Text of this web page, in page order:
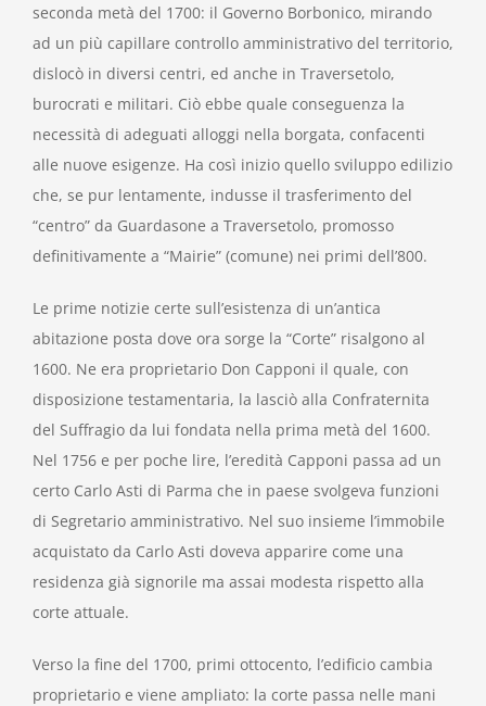
seconda metà del 1700: il Governo Borbonico, mirando
ad un più capillare controllo amministrativo del territorio,
dislocò in diversi centri, ed anche in Traversetolo,
burocrati e militari. Ciò ebbe quale conseguenza la
necessità di adeguati alloggi nella borgata, confacenti
alle nuove esigenze. Ha così inizio quello sviluppo edilizio
che, se pur lentamente, indusse il trasferimento del
“centro” da Guardasone a Traversetolo, promosso
definitivamente a “Mairie” (comune) nei primi dell’800.
Le prime notizie certe sull’esistenza di un’antica
abitazione posta dove ora sorge la “Corte” risalgono al
1600. Ne era proprietario Don Capponi il quale, con
disposizione testamentaria, la lasciò alla Confraternita
del Suffragio da lui fondata nella prima metà del 1600.
Nel 1756 e per poche lire, l’eredità Capponi passa ad un
certo Carlo Asti di Parma che in paese svolgeva funzioni
di Segretario amministrativo. Nel suo insieme l’immobile
acquistato da Carlo Asti doveva apparire come una
residenza già signorile ma assai modesta rispetto alla
corte attuale.
Verso la fine del 1700, primi ottocento, l’edificio cambia
proprietario e viene ampliato: la corte passa nelle mani